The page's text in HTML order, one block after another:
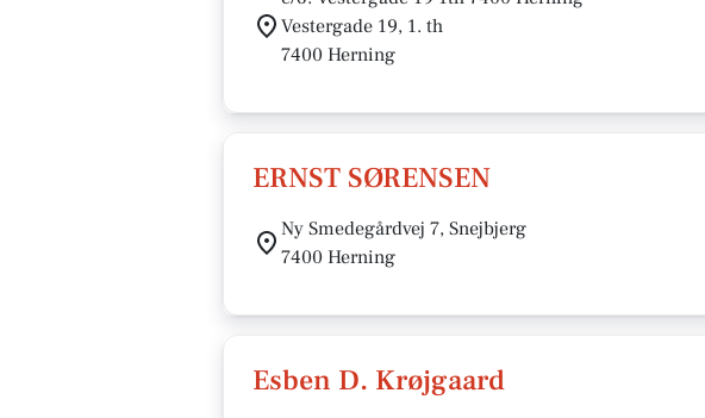
Vestergade 19, 1. th
7400 Herning
ERNST SØRENSEN
Ny Smedegårdvej 7, Snejbjerg
7400 Herning
Esben D. Krøjgaard